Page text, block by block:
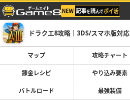
ドラクエ8攻略｜3DS/スマホ版対応
マップ 攻略チャート
錬金レシピ やり込み要素
バトルロード 最強装備